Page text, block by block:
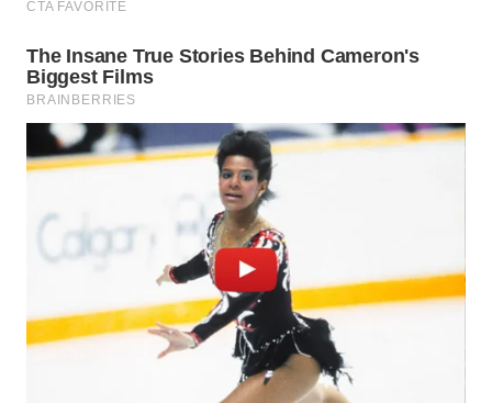
LAPAK
Wahana
KONSUMEN
MASYARAKAT
WALINKI